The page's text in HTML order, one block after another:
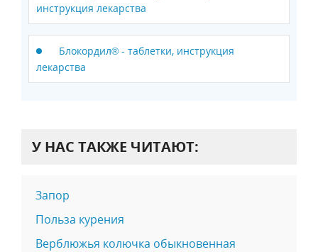
инструкция лекарства
Блокордил® - таблетки, инструкция
лекарства
У НАС ТАКЖЕ ЧИТАЮТ:
Запор
Польза курения
Верблюжья колючка обыкновенная